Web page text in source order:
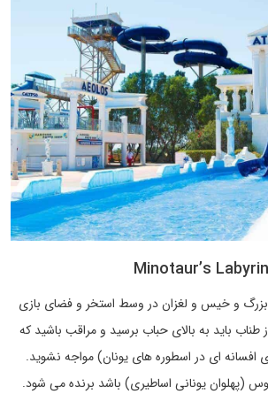
و خیس و لغزان در وسط استخر و فضای بازی
طناب باید به بالای حباب برسید و مراقب باشید که
افسانه ای در اسطوره های یونان) مواجه نشوید.
یونانی اساطیری) باشد برنده می شود.